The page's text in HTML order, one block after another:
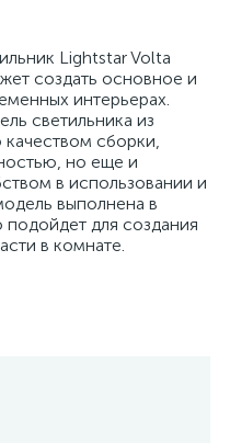
Lightstar Volta
создать основное и
интерьерах.
светильника из
качеством сборки,
но еще и
в использовании и
выполнена в
для создания
в комнате.